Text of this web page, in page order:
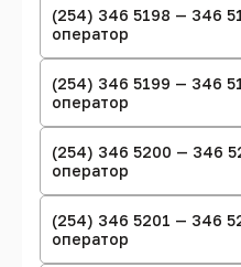
(254) 346 5198 — 346
оператор
(254) 346 5199 — 346
оператор
(254) 346 5200 — 346
оператор
(254) 346 5201 — 346
оператор